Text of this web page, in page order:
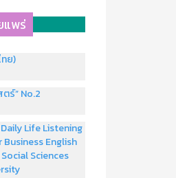
แพร่
ย)
ร์” No.2
Life Listening
Business English
Sciences